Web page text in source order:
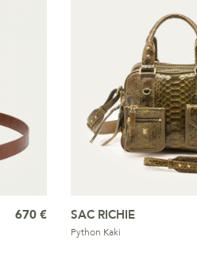
670 € SAC RICHIE
Python Kaki